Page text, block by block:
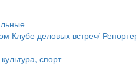
Клубе деловых встреч/
спорт